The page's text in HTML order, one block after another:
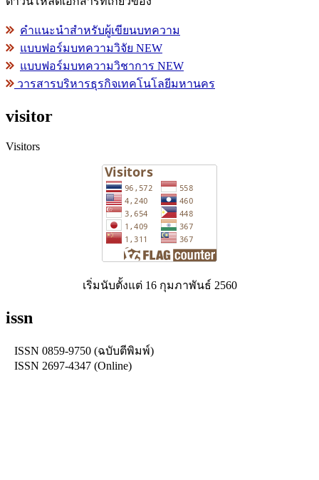
คำแนะนำสำหรับผู้เขียนบทความ
แบบฟอร์มบทความวิจัย NEW
แบบฟอร์มบทความวิชาการ NEW
วารสารบริหารธุรกิจเทคโนโลยีมหานคร
visitor
Visitors
เริ่มนับตั้งแต่ 16 กุมภาพันธ์ 2560
issn
ISSN 0859-9750 (ฉบับตีพิมพ์)
ISSN 2697-4347 (Online)